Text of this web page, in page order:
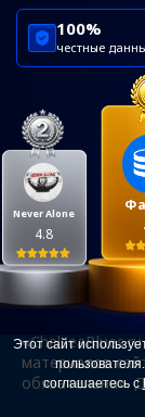
Never Alone
4.8
100%
честные
Ежевечерний
редакции
материалов
обязательна».
Этот сайт
соглашаетесь с